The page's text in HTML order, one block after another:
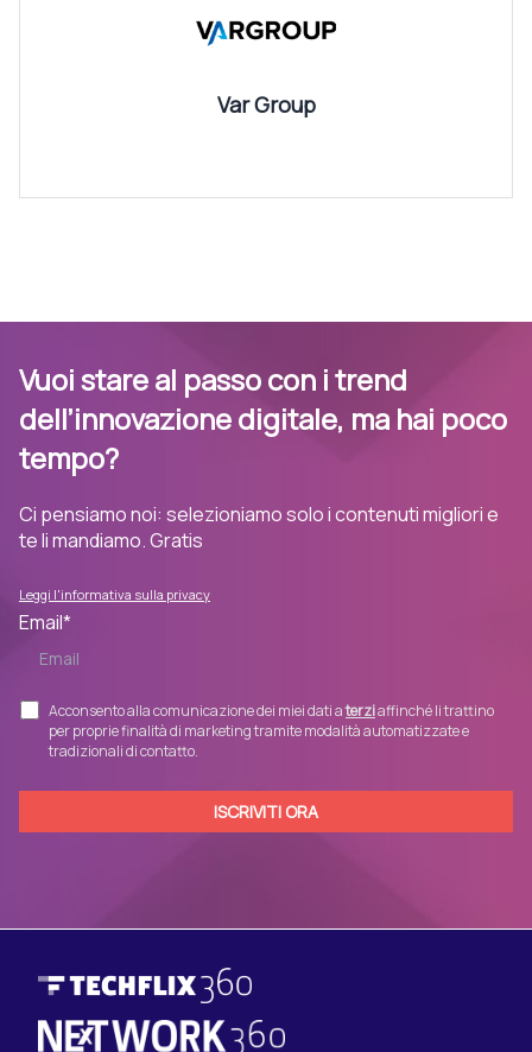
Var Group
Vuoi stare al passo con i trend
dell’innovazione digitale, ma hai poco
tempo?
Ci pensiamo noi: selezioniamo solo i contenuti migliori e
te li mandiamo. Gratis
Leggi l'informativa sulla privacy
Email*
Acconsento alla comunicazione dei miei dati aterziaffinché li trattino
per proprie finalità di marketing tramite modalità automatizzate e
tradizionali di contatto.